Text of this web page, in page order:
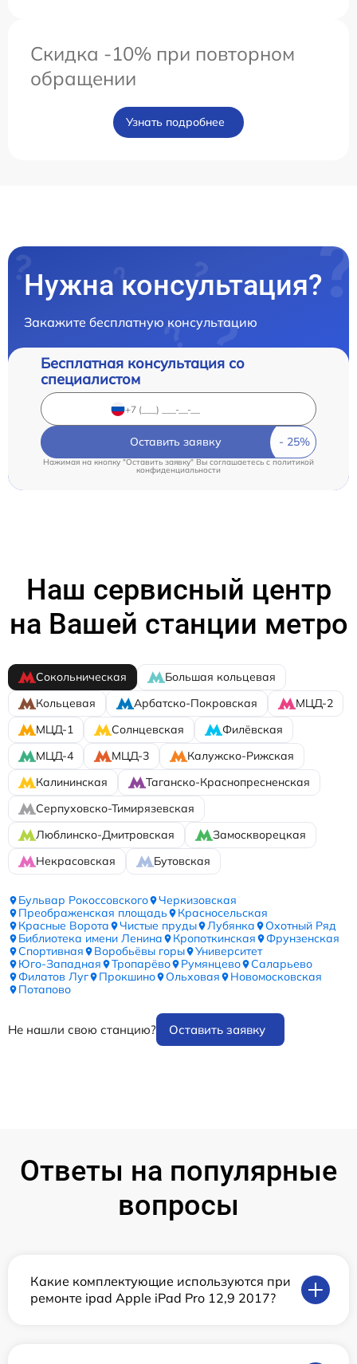
Скидка -10% при повторном
обращении
Узнать подробнее
Нужна консультация?
Закажите бесплатную консультацию
Бесплатная консультация со
специалистом
Оставить заявку
Нажимая на кнопку "Оставить заявку" Вы соглашаетесь cполитикой
конфиденциальности
Наш сервисный центр
на Вашей станции метро
Сокольническая
Большая кольцевая
Кольцевая
Арбатско-Покровская
МЦД-2
МЦД-1
Солнцевская
Филёвская
МЦД-4
МЦД-3
Калужско-Рижская
Калининская
Таганско-Краснопресненская
Серпуховско-Тимирязевская
Люблинско-Дмитровская
Замоскворецкая
Некрасовская
Бутовская
Бульвар Рокоссовского
Черкизовская
Преображенская площадь
Красносельская
Красные Ворота
Чистые пруды Лубянка
Охотный Ряд
Библиотека имени Ленина
Кропоткинская
Фрунзенская
Спортивная
Воробьёвы горы
Университет
Юго-Западная
Тропарёво Румянцево
Саларьево
Филатов Луг
Прокшино Ольховая
Новомосковская
Потапово
Не нашли свою станцию? Оставить заявку
Ответы на популярные
вопросы
Какие комплектующие используются при
ремонте ipad Apple iPad Pro 12,9 2017?